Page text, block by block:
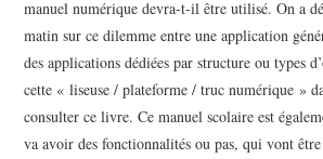
manuel numérique devra-t-il être utilisé. On a
matin sur ce dilemme entre une application
des applications dédiées par structure ou types
cette « liseuse / plateforme / truc numérique »
consulter ce livre. Ce manuel scolaire est
va avoir des fonctionnalités ou pas, qui vont